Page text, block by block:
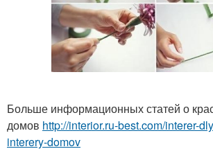
Больше информационных статей о
домов http://interior.ru-best.com/interer-
interery-domov